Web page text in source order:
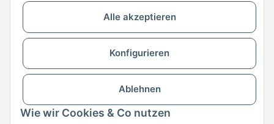
Alle akzeptieren
Konfigurieren
Ablehnen
Wie wir Cookies & Co nutzen
Versandpartner & Zahlungsmöglichkeiten